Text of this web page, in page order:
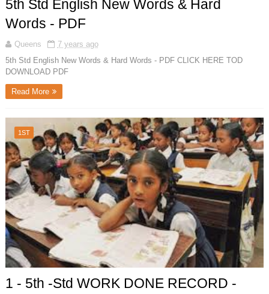
5th Std English New Words & Hard
Words - PDF
Queens
7 years ago
5th Std English New Words & Hard Words - PDF CLICK HERE TOD
DOWNLOAD PDF
Read More
1ST
1 - 5th -Std WORK DONE RECORD -